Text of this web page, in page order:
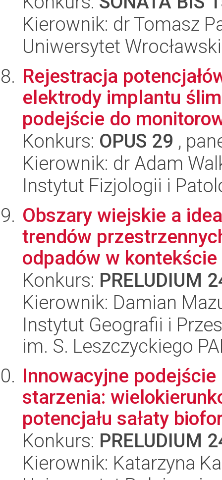
Kierownik: dr Tomasz
Uniwersytet Wrocławski
Rejestracja
elektrody implantu
podejście do
Konkurs: OPUS 29 ,
Kierownik: dr Adam
Instytut Fizjologii i
Obszary wiejskie a
trendów
odpadów w
Konkurs: PRELUDIUM
Kierownik: Damian
Instytut Geografii i
im. S. Leszczyckiego
Innowacyjne
starzenia:
potencjału sałaty
Konkurs: PRELUDIUM
Kierownik: Katarzyna